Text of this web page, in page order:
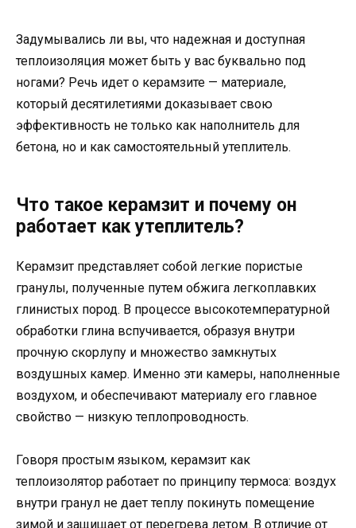
Задумывались ли вы, что надежная и доступная
теплоизоляция может быть у вас буквально под
ногами? Речь идет о керамзите — материале,
который десятилетиями доказывает свою
эффективность не только как наполнитель для
бетона, но и как самостоятельный утеплитель.
Что такое керамзит и почему он
работает как утеплитель?
Керамзит представляет собой легкие пористые
гранулы, полученные путем обжига легкоплавких
глинистых пород. В процессе высокотемпературной
обработки глина вспучивается, образуя внутри
прочную скорлупу и множество замкнутых
воздушных камер. Именно эти камеры, наполненные
воздухом, и обеспечивают материалу его главное
свойство — низкую теплопроводность.
Говоря простым языком, керамзит как
теплоизолятор работает по принципу термоса: воздух
внутри гранул не дает теплу покинуть помещение
зимой и защищает от перегрева летом. В отличие от